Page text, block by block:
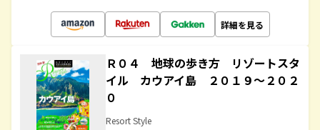
詳細を見る
Ｒ０４ 地球の歩き方 リゾートスタ
イル カウアイ島 ２０１９～２０２
０
Resort Style